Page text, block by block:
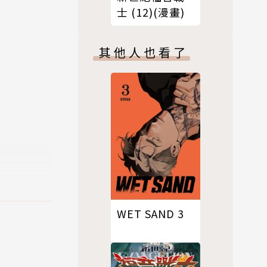
(全)》
士 (12)(漫畫)
其他人也看了
WET SAND 3